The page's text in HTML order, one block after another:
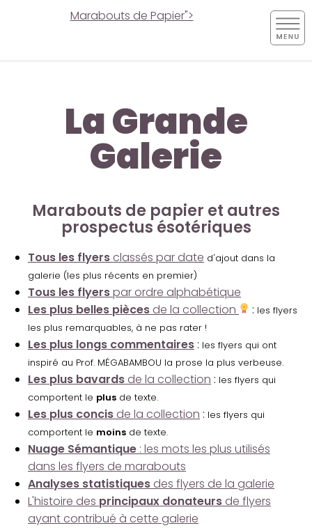
Marabouts de Papier">
La Grande
Galerie
Marabouts de papier et autres
prospectus ésotériques
Tous les flyers classés par date d'ajout dans la
galerie (les plus récents en premier)
Tous les flyerspar ordre alphabétique
Les plus belles pièces de la collection : les flyers
les plus remarquables, à ne pas rater !
Les plus longs commentaires : les flyers qui ont
inspiré au Prof. MÉGABAMBOU la prose la plus verbeuse.
Les plus bavards de la collection : les flyers qui
comportent le plus de texte.
Les plus concis de la collection : les flyers qui
comportent le moins de texte.
Nuage Sémantique : les mots les plus utilisés
dans les flyers de marabouts
Analyses statistiques des flyers de la galerie
L'histoire des principaux donateurs de flyers
ayant contribué à cette galerie